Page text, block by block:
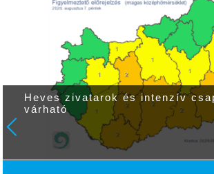
Heves zivatarok és intenzív
várható